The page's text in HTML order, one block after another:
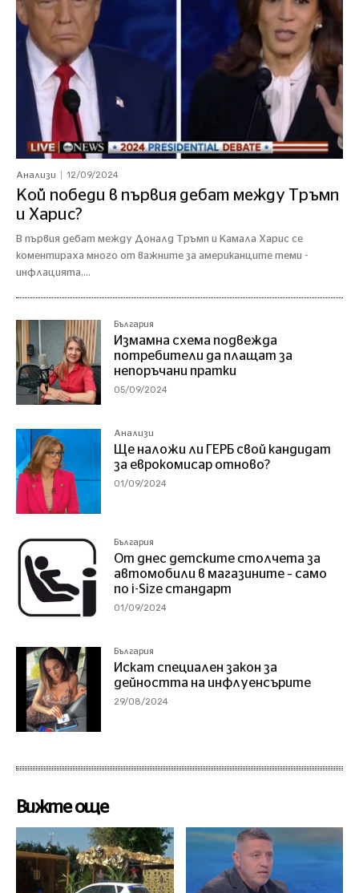
Анализи 12/09/2024
Кой победи в първия дебат между Тръмп
и Харис?
В първия дебат между Доналд Тръмп и Камала Харис се
коментираха много от важните за американците теми -
инфлацията,...
България
Измамна схема подвежда
потребители да плащат за
непоръчани пратки
05/09/2024
Анализи
Ще наложи ли ГЕРБ свой кандидат
за еврокомисар отново?
01/09/2024
България
От днес детските столчета за
автомобили в магазините – само
по i-Size стандарт
01/09/2024
България
Искат специален закон за
дейността на инфлуенсърите
29/08/2024
Вижте още